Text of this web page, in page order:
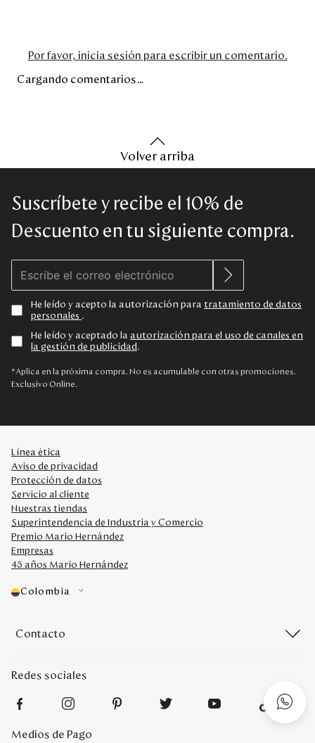
Por favor, inicia sesión para escribir un comentario.
Cargando comentarios…
Volver arriba
Suscríbete y recibe el 10% de
Descuento en tu siguiente compra.
He leído y acepto la autorización para tratamiento de datos
personales .
He leído y aceptado la autorización para el uso de canales en
la gestión de publicidad .
*Aplica en la próxima compra. No es acumulable con otras promociones.
Exclusivo Online.
Línea ética
Aviso de privacidad
Protección de datos
Servicio al cliente
Nuestras tiendas
Superintendencia de Industria y Comercio
Premio Mario Hernández
Empresas
45 años Mario Hernández
Colombia
Contacto
Redes sociales
Medios de Pago